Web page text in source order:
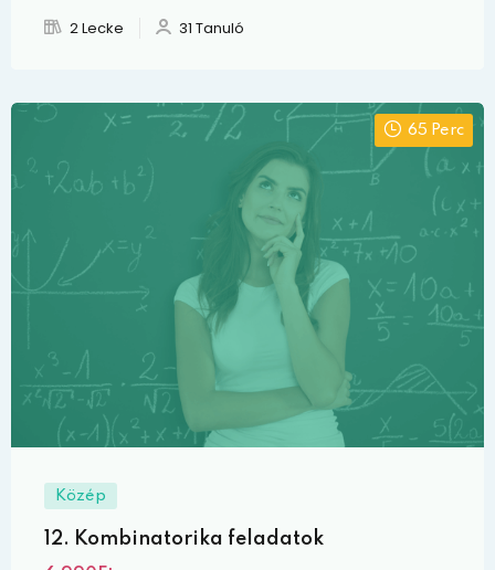
2 Lecke 31 Tanuló
65 Perc
Közép
12. Kombinatorika feladatok